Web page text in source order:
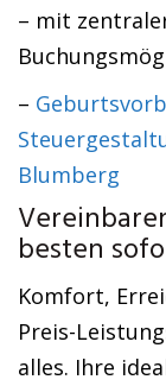
– mit
–
Blumberg
besten
Komfort,
Preis-
alles. Ihre